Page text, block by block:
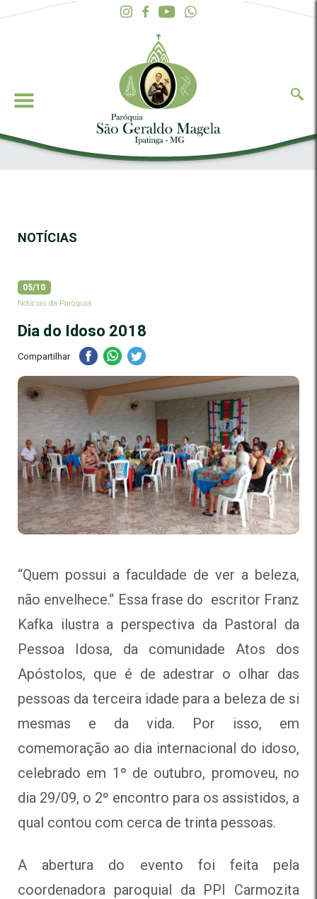
NOTÍCIAS
05/10
Notícias da Paróquia
Dia do Idoso 2018
Compartilhar
“Quem possui a faculdade de ver a beleza,
não envelhece.“ Essa frase do escritor Franz
Kafka ilustra a perspectiva da Pastoral da
Pessoa Idosa, da comunidade Atos dos
Apóstolos, que é de adestrar o olhar das
pessoas da terceira idade para a beleza de si
mesmas e da vida. Por isso, em
comemoração ao dia internacional do idoso,
celebrado em 1º de outubro, promoveu, no
dia 29/09, o 2º encontro para os assistidos, a
qual contou com cerca de trinta pessoas.
A abertura do evento foi feita pela
coordenadora paroquial da PPI Carmozita